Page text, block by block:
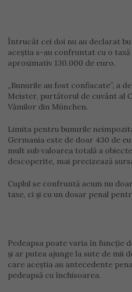
Întrucât cei doi nu au declarat
aceștia s-au confruntat cu o
aproximativ 130.000 de euro.
„Bunurile au fost confiscate”, a
Meister, purtătorul de cuvânt al
Vămilor din München.
Limita pentru bunurile
Germania este de doar 430 de
mult sub valoarea totală a
descoperite, mai precizează
Cuplul se confruntă acum nu
taxe, ci și cu un dosar penal
Pedeapsa poate varia în funcție
și ar putea ajunge la sute de mii
care aceștia au antecedente
pedeapsă cu închisoarea.